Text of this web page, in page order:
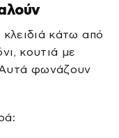
κλειδιά κάτω από
κουτιά με
φωνάζουν